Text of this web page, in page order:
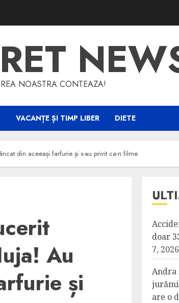
NOASTRA CONTEAZA!
VACANȚE ȘI TIMP LIBER DIETE
din aceeași farfurie și s-au privit ca-n filme
Au
și
doar
7, 2026
Andra
are o